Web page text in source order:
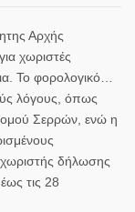
Αρχής
χωριστές
Το φορολογικό…
λόγους, όπως
Σερρών, ενώ η
χωριστής δήλωσης
τις 28